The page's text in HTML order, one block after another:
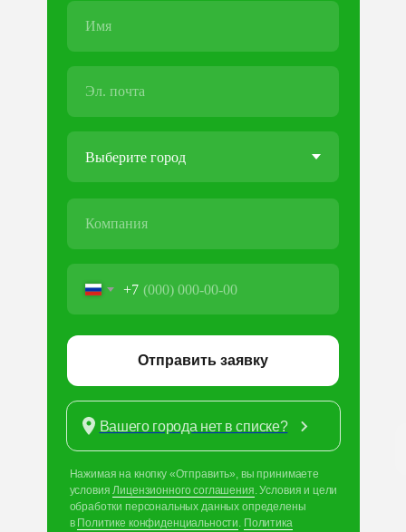
Отправить заявку
+7
Нажимая на кнопку «Отправить», вы принимаете
условияЛицензионного соглашения. Условия и цели
обработки персональных данных определены
в Политике конфиденциальности. Политика
Вашего города нет в списке?